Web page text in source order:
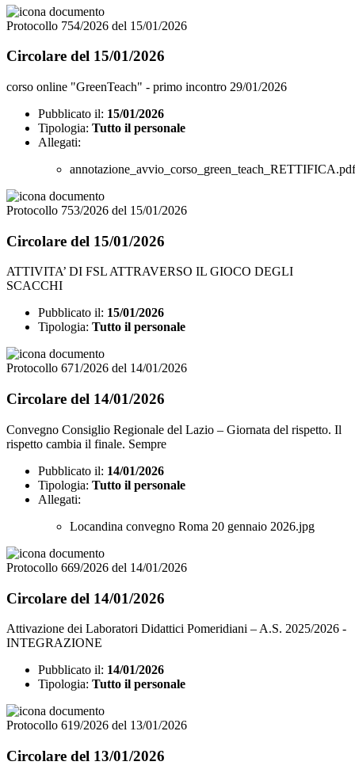
Protocollo 754/2026 del 15/01/2026
Circolare del 15/01/2026
corso online "GreenTeach" - primo incontro 29/01/2026
Pubblicato il: 15/01/2026
Tipologia: Tutto il personale
Allegati:
annotazione_avvio_corso_green_teach_RETTIFICA.pdf
Protocollo 753/2026 del 15/01/2026
Circolare del 15/01/2026
ATTIVITA’ DI FSL ATTRAVERSO IL GIOCO DEGLI
SCACCHI
Pubblicato il: 15/01/2026
Tipologia: Tutto il personale
Protocollo 671/2026 del 14/01/2026
Circolare del 14/01/2026
Convegno Consiglio Regionale del Lazio – Giornata del rispetto. Il
rispetto cambia il finale. Sempre
Pubblicato il: 14/01/2026
Tipologia: Tutto il personale
Allegati:
Locandina convegno Roma 20 gennaio 2026.jpg
Protocollo 669/2026 del 14/01/2026
Circolare del 14/01/2026
Attivazione dei Laboratori Didattici Pomeridiani – A.S. 2025/2026 -
INTEGRAZIONE
Pubblicato il: 14/01/2026
Tipologia: Tutto il personale
Protocollo 619/2026 del 13/01/2026
Circolare del 13/01/2026